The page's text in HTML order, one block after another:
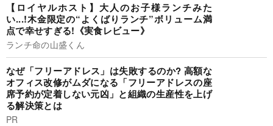
【ロイヤルホスト】大人のお子様ランチみた
い...!木金限定の“よくばりランチ”ボリューム満
点で幸せすぎる!《実食レビュー》
ランチ命の山盛くん
なぜ「フリーアドレス」は失敗するのか? 高額な
オフィス改修がムダになる「フリーアドレスの座
席予約が定着しない元凶」と組織の生産性を上げ
る解決策とは
PR